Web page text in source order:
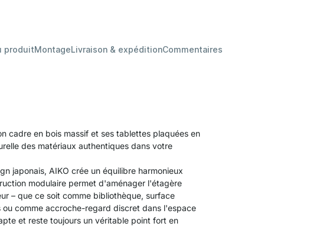
produitMontageLivraison & expéditionCommentaires
cadre en bois massif et ses tablettes plaquées en
des matériaux authentiques dans votre
japonais, AIKO crée un équilibre harmonieux
modulaire permet d'aménager l'étagère
– que ce soit comme bibliothèque, surface
comme accroche-regard discret dans l'espace
et reste toujours un véritable point fort en